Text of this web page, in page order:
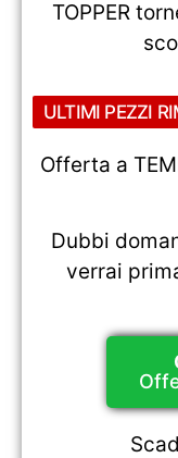
TOPPER
ULTIMI PEZZI
Offerta a
Dubbi
verrai